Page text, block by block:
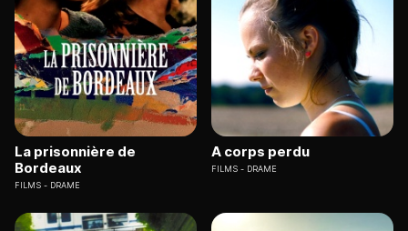
La prisonnière de
Bordeaux
FILMS DRAME
A corps perdu
FILMS DRAME